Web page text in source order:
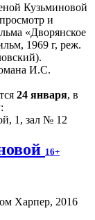
Кузьминовой
и
«Дворянское
1969 г, реж.
И.С.
24 января, в
1, зал № 12
16+